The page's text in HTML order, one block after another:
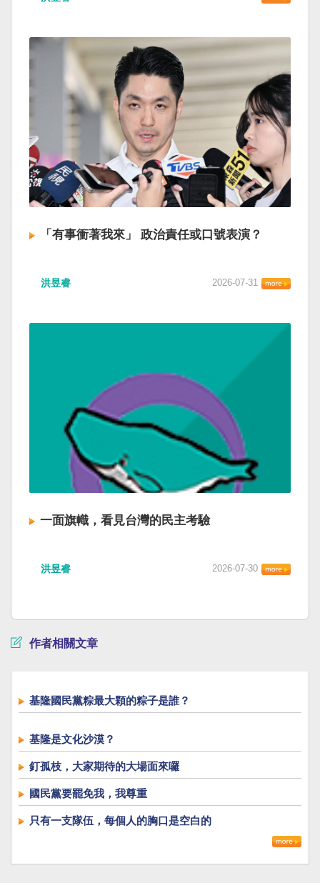
「有事衝著我來」 政治責任或口號表演？
洪昱睿 2026-07-31
一面旗幟，看見台灣的民主考驗
洪昱睿 2026-07-30
作者相關文章
基隆國民黨粽最大顆的粽子是誰？
基隆是文化沙漠？
釘孤枝，大家期待的大場面來囉
國民黨要罷免我，我尊重
只有一支隊伍，每個人的胸口是空白的